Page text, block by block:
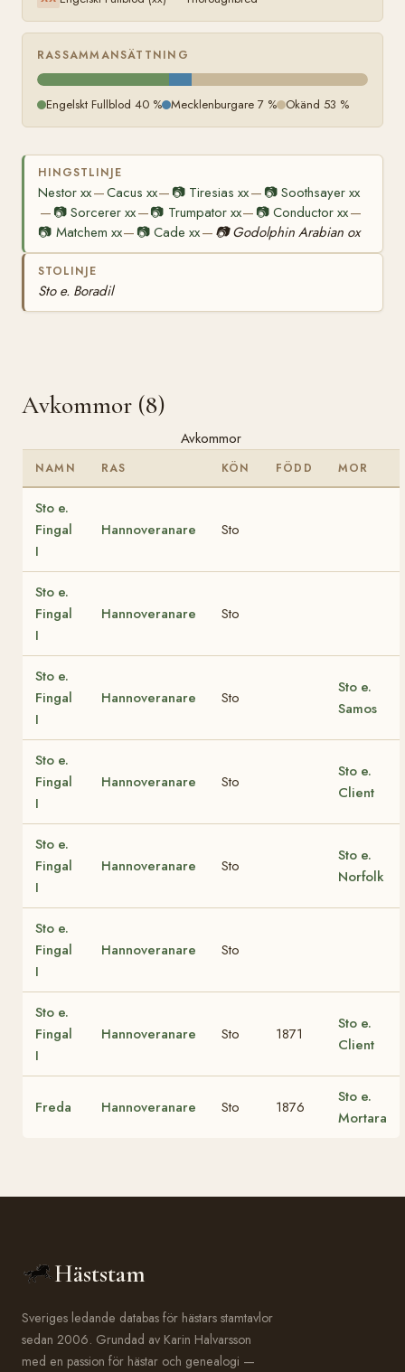
RASSAMMANSÄTTNING
Engelskt Fullblod 40 % Mecklenburgare 7 % Okänd 53 %
HINGSTLINJE
Nestor xx—Cacus xx— 📷 Tiresias xx— 📷Soothsayer xx
— 📷Sorcerer xx—📷 Trumpator xx— 📷Conductor xx—
📷 Matchem xx— 📷Cade xx— 📷 Godolphin Arabian ox
STOLINJE
Sto e. Boradil
Avkommor (8)
Avkommor
NAMN RAS KÖN FÖDD MOR
Sto e.
Fingal
I
Hannoveranare Sto
Sto e.
Fingal
I
Hannoveranare Sto
Sto e.
Fingal
I
Hannoveranare Sto
Sto e.
Samos
Sto e.
Fingal
I
Hannoveranare Sto
Sto e.
Client
Sto e.
Fingal
I
Hannoveranare Sto
Sto e.
Norfolk
Sto e.
Fingal
I
Hannoveranare Sto
Sto e.
Fingal
I
Hannoveranare Sto 1871
Sto e.
Client
Freda Hannoveranare Sto 1876
Sto e.
Mortara
Häststam
Sveriges ledande databas för hästars stamtavlor
sedan 2006. Grundad av Karin Halvarsson
med en passion för hästar och genealogi —